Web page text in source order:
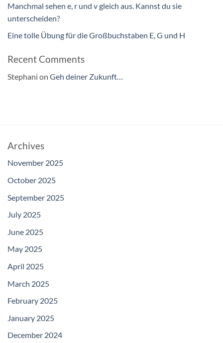
Manchmal sehen e, r und v gleich aus. Kannst du sie
unterscheiden?
Eine tolle Übung für die Großbuchstaben E, G und H
Recent Comments
Stephani on Geh deiner Zukunft…
Archives
November 2025
October 2025
September 2025
July 2025
June 2025
May 2025
April 2025
March 2025
February 2025
January 2025
December 2024